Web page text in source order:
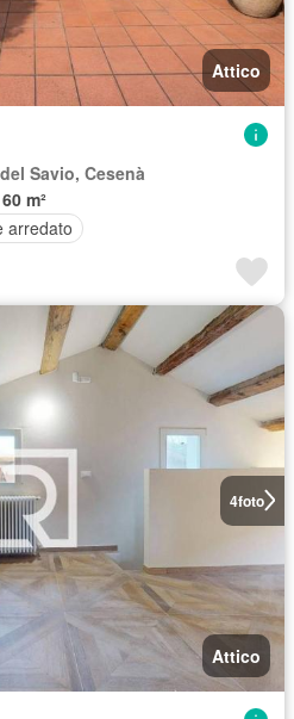
Attico
Savio, Cesenà
60 m²
arredato
4foto
Attico